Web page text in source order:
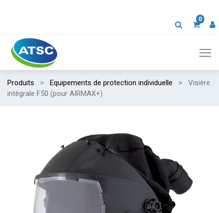
0
Produits Equipements de protection individuelle
Visière
intégrale F50 (pour AIRMAX+)